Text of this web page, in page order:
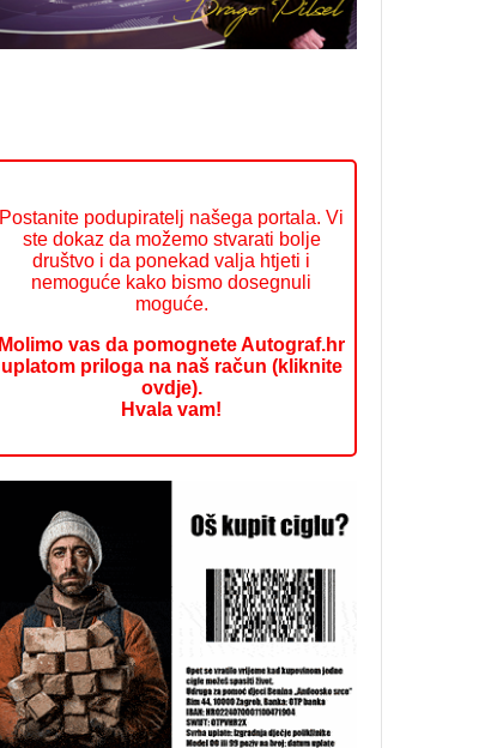
Postanite podupiratelj našega portala. Vi
ste dokaz da možemo stvarati bolje
društvo i da ponekad valja htjeti i
nemoguće kako bismo dosegnuli
moguće.
Molimo vas da pomognete Autograf.hr
uplatom priloga na naš račun (kliknite
ovdje).
Hvala vam!